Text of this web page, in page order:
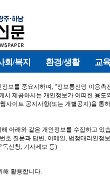
회/복지 환경/생활 교
보를 중요시하며, "정보통신망 이용
서 제공하시는 개인정보가 어떠한 용
사이트 공지사항(또는 개별공지)을 통
아래와 같은 개인정보를 수집하고 있
호 질문과 답변, 이메일, 법정대리인
독신청, 기사제보 등)
해 활용합니다.